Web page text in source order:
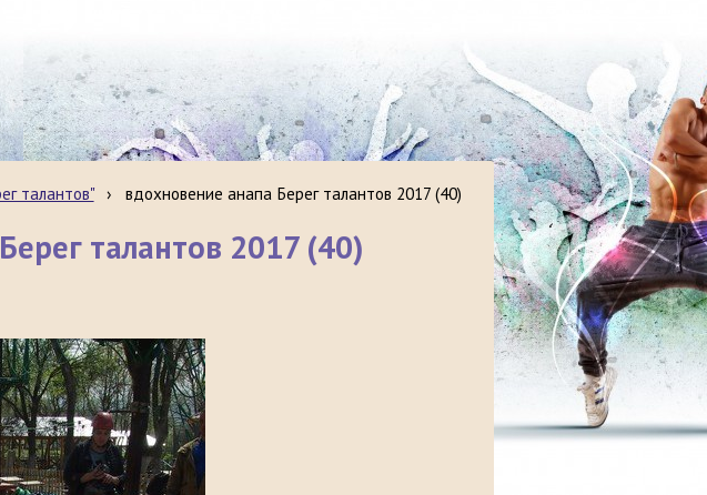
талантов" › вдохновение анапа Берег талантов 2017 (40)
талантов 2017 (40)